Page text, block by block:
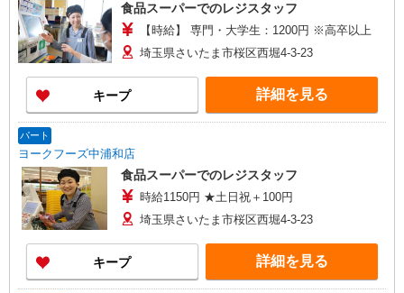
食品スーパーでのレジスタッフ
【時給】 専門・大学生：1200円 ※高卒以上
埼玉県さいたま市桜区西堀4-3-23
キープ 詳細を見る
パート
ヨークフーズ中浦和店
食品スーパーでのレジスタッフ
時給1150円 ★土日祝＋100円
埼玉県さいたま市桜区西堀4-3-23
キープ 詳細を見る